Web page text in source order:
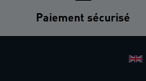
Paiement sécurisé